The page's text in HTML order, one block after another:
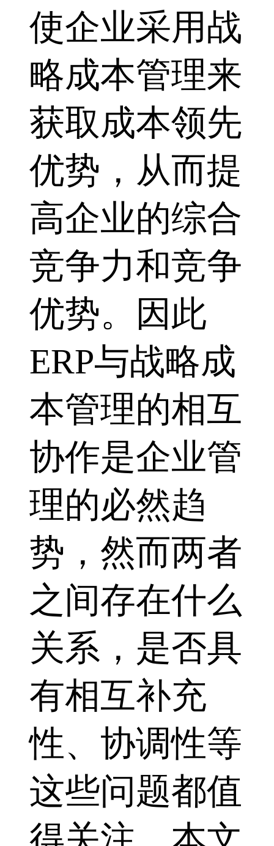
使企业采用战
略成本管理来
获取成本领先
优势，从而提
高企业的综合
竞争力和竞争
优势。因此
ERP与战略成
本管理的相互
协作是企业管
理的必然趋
势，然而两者
之间存在什么
关系，是否具
有相互补充
性、协调性等
这些问题都值